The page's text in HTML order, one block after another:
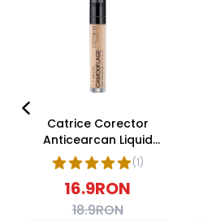
Catrice Corector
Anticearcan Liquid
Camouflage Concealer
015 Honey 5ml
(1)
16.9RON
18.9RON